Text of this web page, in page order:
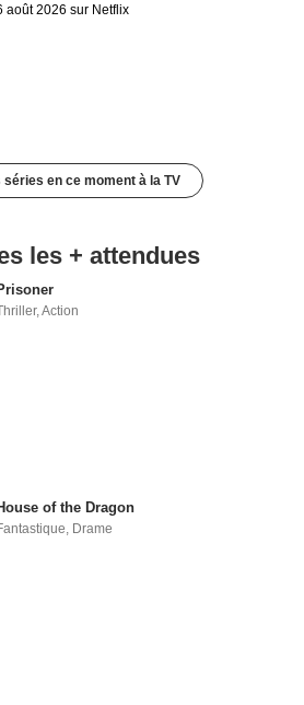
août 2026 sur Netflix
séries en ce moment à la TV
les + attendues
,Action
of the Dragon
Drame